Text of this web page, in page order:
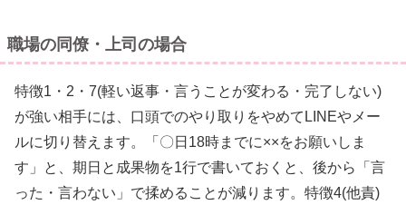
職場の同僚・上司の場合
特徴1・2・7(軽い返事・言うことが変わる・完了しない)
が強い相手には、口頭でのやり取りをやめてLINEやメー
ルに切り替えます。「〇日18時までに××をお願いしま
す」と、期日と成果物を1行で書いておくと、後から「言
った・言わない」で揉めることが減ります。特徴4(他責)